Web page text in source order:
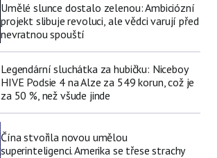
Umělé slunce dostalo zelenou: Ambiciózní
projekt slibuje revoluci, ale vědci varují před
nevratnou spouští
Legendární sluchátka za hubičku: Niceboy
HIVE Podsie 4 na Alze za 549 korun, což je
za 50 %, než všude jinde
Čína stvořila novou umělou
superinteligenci. Amerika se třese strachy